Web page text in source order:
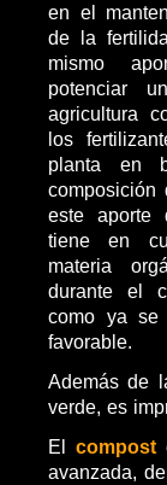
en el
de la
mismo
potenciar
agricultura
los
planta en
composición
este aporte
tiene en
materia
durante el
como ya se
favorable.
Además de
verde, es
El compost
avanzada,